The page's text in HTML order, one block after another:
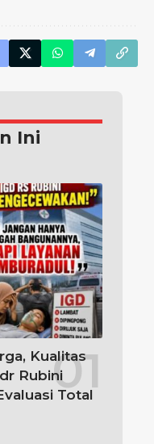
Ini
Kualitas
Rubini
Total